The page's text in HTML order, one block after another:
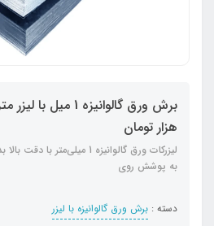
هزار تومان
لیزرکات ورق گالوانیزه 1 میلی‌متر
به پوشش روی
دسته : برش ورق گالوانیزه با لیزر